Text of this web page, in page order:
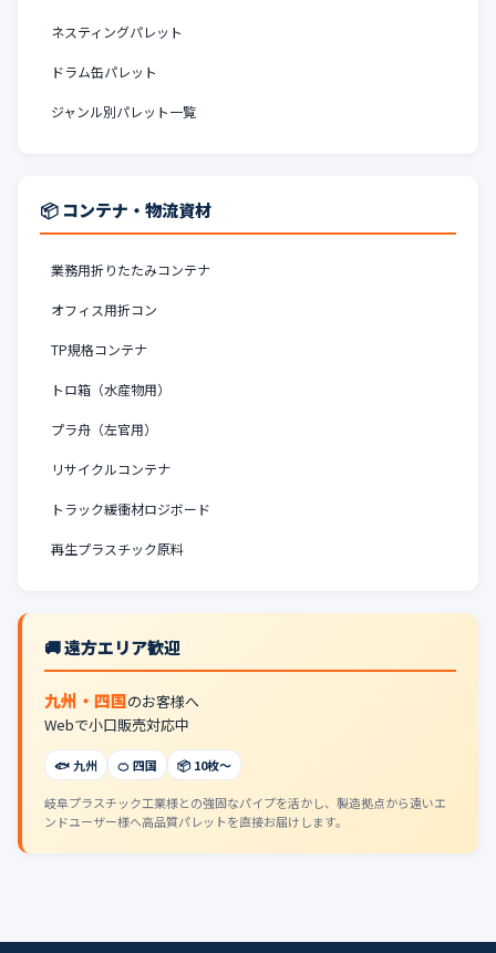
ネスティングパレット
ドラム缶パレット
ジャンル別パレット一覧
📦 コンテナ・物流資材
業務用折りたたみコンテナ
オフィス用折コン
TP規格コンテナ
トロ箱（水産物用）
プラ舟（左官用）
リサイクルコンテナ
トラック緩衝材ロジボード
再生プラスチック原料
🚚 遠方エリア歓迎
九州・四国のお客様へ
Webで小口販売対応中
🐟 九州 🍊 四国 📦 10枚〜
岐阜プラスチック工業様との強固なパイプを活かし、製造拠点から遠いエ
ンドユーザー様へ高品質パレットを直接お届けします。